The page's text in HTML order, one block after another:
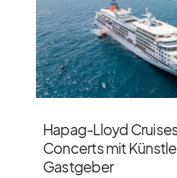
Hapag-Lloyd
Concerts mit
Gastgeber